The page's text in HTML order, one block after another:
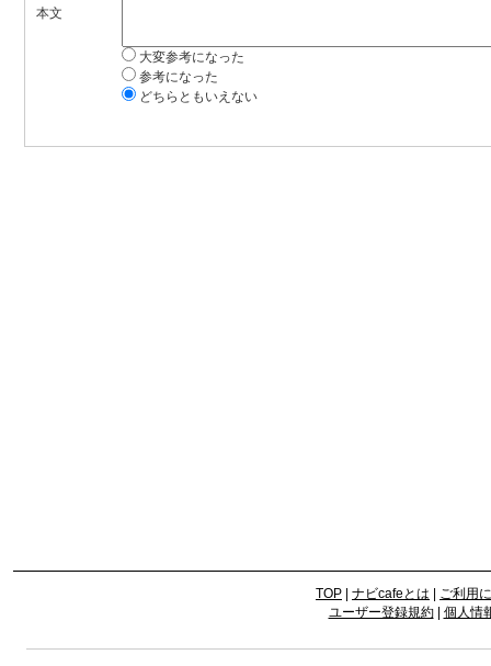
本文
大変参考になった
参考になった
どちらともいえない
TOP ナビcafeとは
ご利用
ユーザー登録規約| 個人情